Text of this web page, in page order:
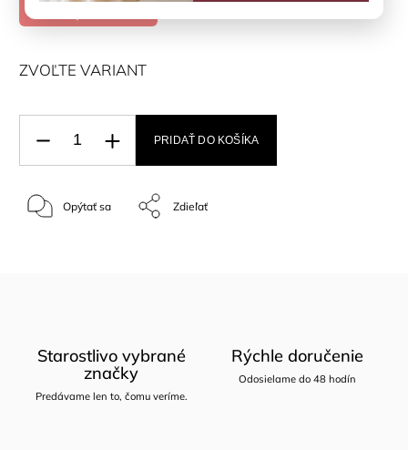
€15,05
ZVOĽTE VARIANT
PRIDAŤ DO KOŠÍKA
Opýtať sa Zdieľať
Starostlivo vybrané
značky
Predávame len to, čomu veríme.
Rýchle doručenie
Odosielame do 48 hodín